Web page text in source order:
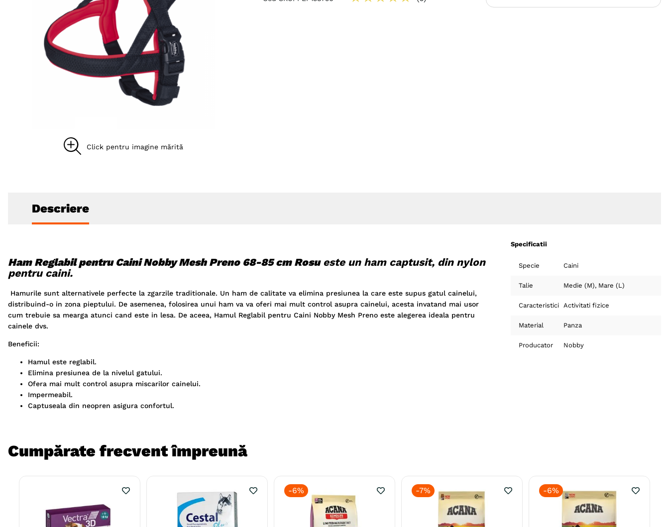
acana
.
recompense caini
10
brit caini
Descriere
Ham Reglabil pentru Caini Nobby Mesh Preno 68-85 cm Rosueste un ham captusit, din nylon
pentru caini.
Hamurile sunt alternativele perfecte la zgarzile traditionale. Un ham de calitate va elimina presiunea la care este supus gatul cainelui,
distribuind-o in zona pieptului. De asemenea, folosirea unui ham va va oferi mai mult control asupra cainelui, acesta invatand mai usor
cum trebuie sa mearga atunci cand este in lesa. De aceea, Hamul Reglabil pentru Caini Nobby Mesh Preno este alegerea ideala pentru
cainele dvs.
Beneficii:
Hamul este reglabil.
Elimina presiunea de la nivelul gatului.
Ofera mai mult control asupra miscarilor cainelui.
Impermeabil.
Captuseala din neopren asigura confortul.
Specificatii
Specie Caini
Talie Medie (M) Mare (L)
Caracteristici Activitati fizice
Material Panza
Producator Nobby
Cumpărate frecvent împreună
-6% -7% -6%